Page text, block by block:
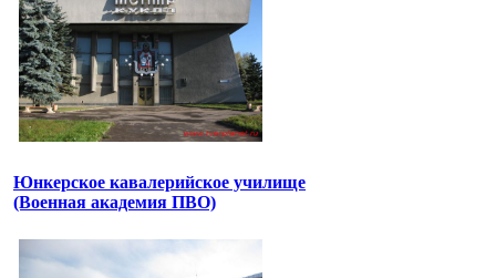
Юнкерское кавалерийское училище
(Военная академия ПВО)